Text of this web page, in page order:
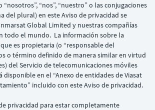
“nosotros”, “nos”, “nuestro” o las conjugaciones
del plural) en este Aviso de privacidad se
Global Limited y nuestras compañías
todo el mundo. La información sobre la
es propietaria (o “responsable del
o término definido de manera similar en virtud
del Servicio de telecomunicaciones móviles
en el “Anexo de entidades de Viasat
incluido con este Aviso de privacidad.
privacidad para estar completamente